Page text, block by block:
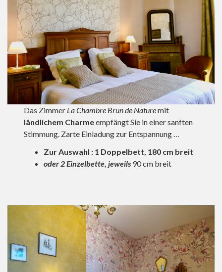
Das Zimmer La Chambre Brun de Naturemit
ländlichem Charmeempfängt Sie in einer sanften
Stimmung. Zarte Einladung zur Entspannung …
Zur Auswahl : 1 Doppelbett, 180 cm breit
oder2 Einzelbette,jeweils 90 cm breit